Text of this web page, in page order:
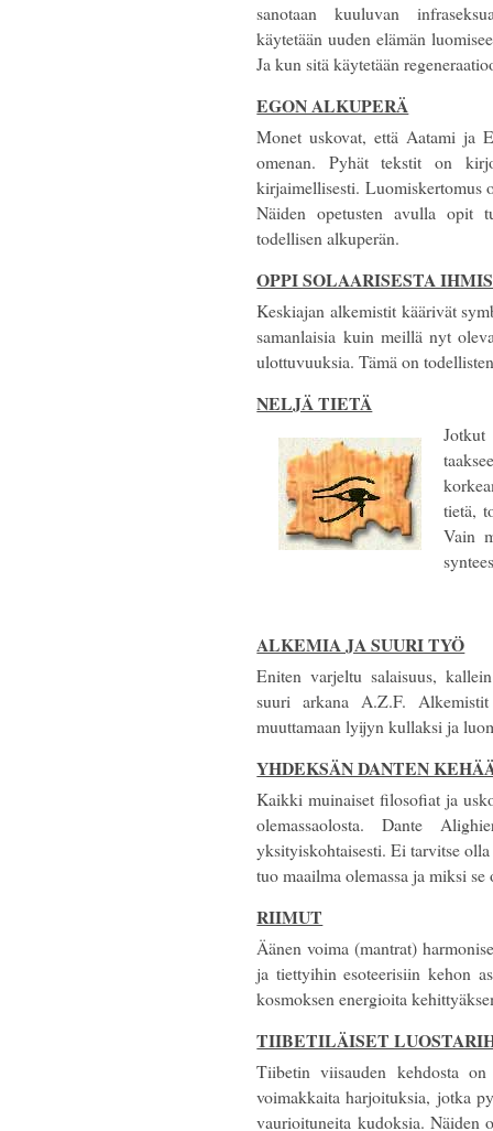
sanotaan kuuluvan
käytetään uuden elämän
Ja kun sitä käytetään
EGON ALKUPERÄ
Monet uskovat, että Aatami ja
omenan. Pyhät tekstit on
kirjaimellisesti. Luomiskertomus
Näiden opetusten avulla opit
todellisen alkuperän.
OPPI SOLAARISESTA
Keskiajan alkemistit käärivät
samanlaisia kuin meillä nyt
ulottuvuuksia. Tämä on
NELJÄ TIETÄ
tietä,
Vain
ALKEMIA JA SUURI TYÖ
Eniten varjeltu salaisuus,
suuri arkana A.Z.F.
muuttamaan lyijyn kullaksi ja
YHDEKSÄN DANTEN
Kaikki muinaiset filosofiat ja
olemassaolosta. Dante
yksityiskohtaisesti. Ei tarvitse
tuo maailma olemassa ja miksi se
RIIMUT
Äänen voima (mantrat)
ja tiettyihin esoteerisiin kehon
kosmoksen energioita
TIIBETILÄISET
Tiibetin viisauden kehdosta
voimakkaita harjoituksia, jotka
vaurioituneita kudoksia. Näiden